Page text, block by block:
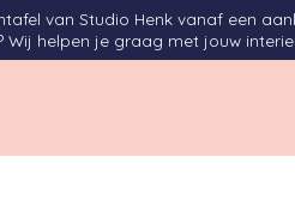
van Studio Henk vanaf een
Wij helpen je graag met jouw